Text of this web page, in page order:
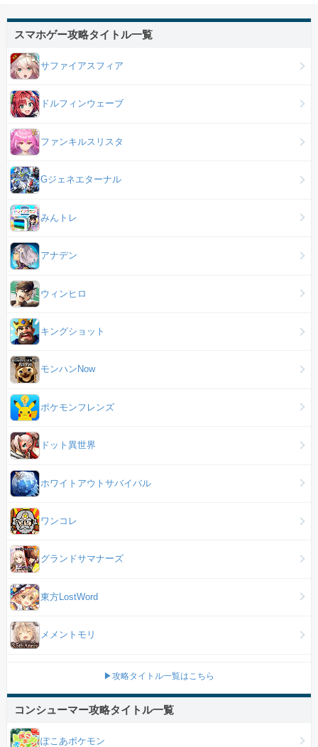
スマホゲー攻略タイトル一覧
サファイアスフィア
ドルフィンウェーブ
ファンキルスリスタ
Gジェネエターナル
みんトレ
アナデン
ウィンヒロ
キングショット
モンハンNow
ポケモンフレンズ
ドット異世界
ホワイトアウトサバイバル
ワンコレ
グランドサマナーズ
東方LostWord
メメントモリ
▶攻略タイトル一覧はこちら
コンシューマー攻略タイトル一覧
ぽこあポケモン